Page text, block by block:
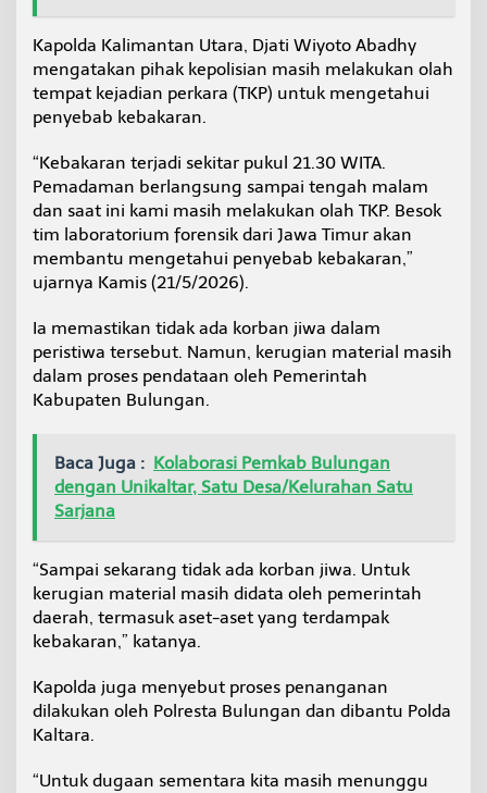
Kapolda Kalimantan Utara, Djati Wiyoto Abadhy
mengatakan pihak kepolisian masih melakukan olah
tempat kejadian perkara (TKP) untuk mengetahui
penyebab kebakaran.
“Kebakaran terjadi sekitar pukul 21.30 WITA.
Pemadaman berlangsung sampai tengah malam
dan saat ini kami masih melakukan olah TKP. Besok
tim laboratorium forensik dari Jawa Timur akan
membantu mengetahui penyebab kebakaran,”
ujarnya Kamis (21/5/2026).
Ia memastikan tidak ada korban jiwa dalam
peristiwa tersebut. Namun, kerugian material masih
dalam proses pendataan oleh Pemerintah
Kabupaten Bulungan.
Baca Juga : Kolaborasi Pemkab Bulungan
dengan Unikaltar, Satu Desa/Kelurahan Satu
Sarjana
“Sampai sekarang tidak ada korban jiwa. Untuk
kerugian material masih didata oleh pemerintah
daerah, termasuk aset-aset yang terdampak
kebakaran,” katanya.
Kapolda juga menyebut proses penanganan
dilakukan oleh Polresta Bulungan dan dibantu Polda
Kaltara.
“Untuk dugaan sementara kita masih menunggu